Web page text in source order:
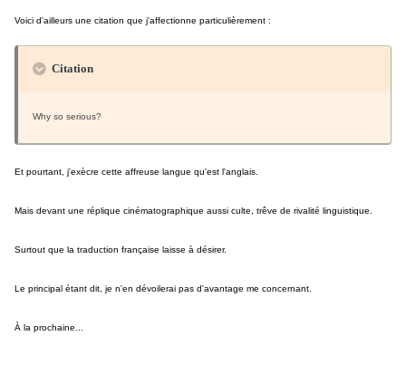
Voici d'ailleurs une citation que j'affectionne particulièrement :
Citation
Why so serious?
Et pourtant, j'exècre cette affreuse langue qu'est l'anglais.
Mais devant une réplique cinématographique aussi culte, trêve de rivalité linguistique.
Surtout que la traduction française laisse à désirer.
Le principal étant dit, je n'en dévoilerai pas d'avantage me concernant.
À la prochaine...